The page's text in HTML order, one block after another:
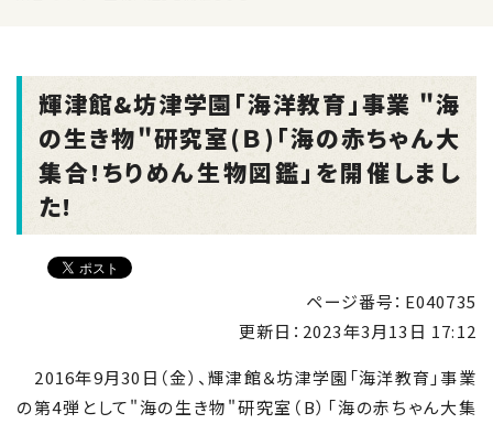
輝津館&坊津学園「海洋教育」事業 "海
の生き物"研究室(Ｂ)｢海の赤ちゃん大
集合!ちりめん生物図鑑｣を開催しまし
た!
ページ番号：E040735
更新日： 2023年3月13日 17:12
2016年9月30日（金）、輝津館＆坊津学園「海洋教育」事業
の第4弾として"海の生き物"研究室（B）「海の赤ちゃん大集